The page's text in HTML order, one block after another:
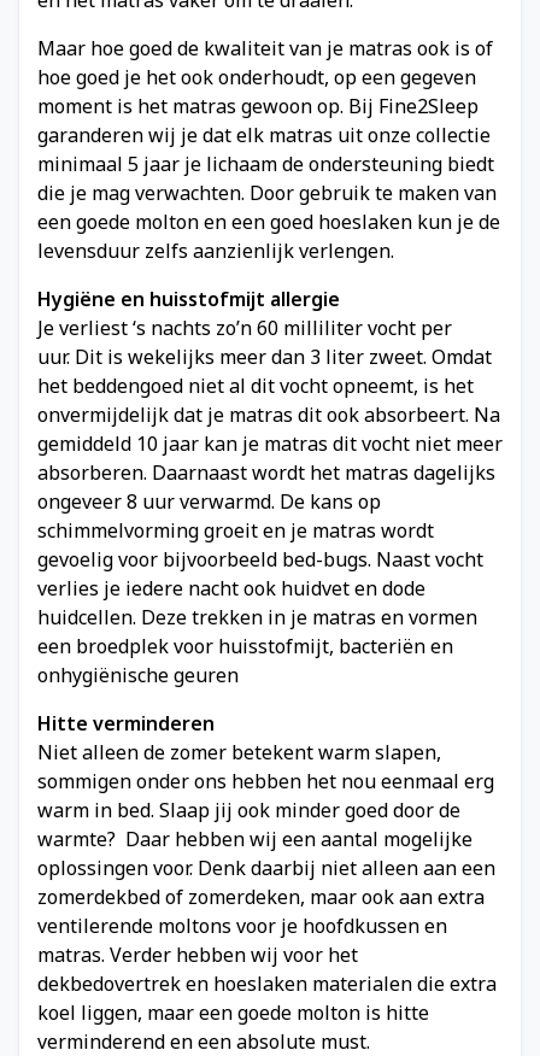
Maar hoe goed de kwaliteit van je matras ook is of
hoe goed je het ook onderhoudt, op een gegeven
moment is het matras gewoon op. Bij Fine2Sleep
garanderen wij je dat elk matras uit onze collectie
minimaal 5 jaar je lichaam de ondersteuning biedt
die je mag verwachten. Door gebruik te maken van
een goede molton en een goed hoeslaken kun je de
levensduur zelfs aanzienlijk verlengen.
Hygiëne en huisstofmijt allergie
Je verliest ‘s nachts zo’n 60 milliliter vocht per
uur. Dit is wekelijks meer dan 3 liter zweet. Omdat
het beddengoed niet al dit vocht opneemt, is het
onvermijdelijk dat je matras dit ook absorbeert. Na
gemiddeld 10 jaar kan je matras dit vocht niet meer
absorberen. Daarnaast wordt het matras dagelijks
ongeveer 8 uur verwarmd. De kans op
schimmelvorming groeit en je matras wordt
gevoelig voor bijvoorbeeld bed-bugs. Naast vocht
verlies je iedere nacht ook huidvet en dode
huidcellen. Deze trekken in je matras en vormen
een broedplek voor huisstofmijt, bacteriën en
onhygiënische geuren
Hitte verminderen
Niet alleen de zomer betekent warm slapen,
sommigen onder ons hebben het nou eenmaal erg
warm in bed. Slaap jij ook minder goed door de
warmte? Daar hebben wij een aantal mogelijke
oplossingen voor. Denk daarbij niet alleen aan een
zomerdekbed of zomerdeken, maar ook aan extra
ventilerende moltons voor je hoofdkussen en
matras. Verder hebben wij voor het
dekbedovertrek en hoeslaken materialen die extra
koel liggen, maar een goede molton is hitte
verminderend en een absolute must.